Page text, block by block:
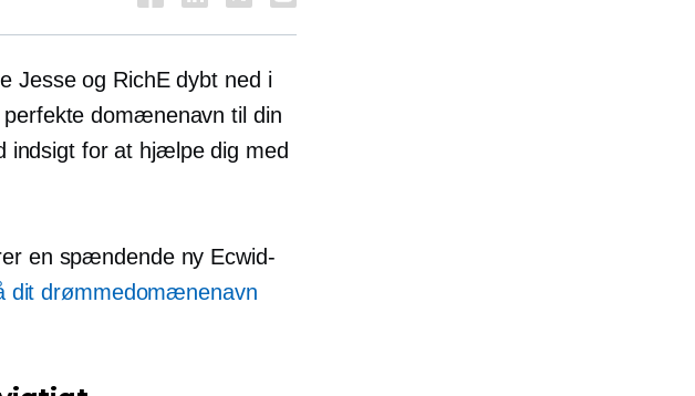
Jesse og RichE dybt ned i
domænenavn til din
indsigt for at hjælpe dig med
en spændende ny Ecwid-
dit drømmedomænenavn